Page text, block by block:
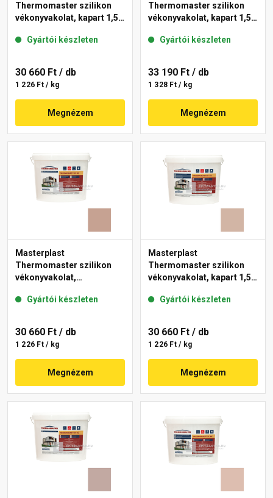
Thermomaster szilikon
vékonyvakolat, kapart 1,5
Gyártói készleten
30 660 Ft / db
1 226 Ft / kg
Megnézem
Thermomaster szilikon
vékonyvakolat, kapart 1,5
Gyártói készleten
33 190 Ft / db
1 328 Ft / kg
Megnézem
Masterplast
Thermomaster szilikon
vékonyvakolat,
13-C 25 kg
Gyártói készleten
30 660 Ft / db
1 226 Ft / kg
Megnézem
Masterplast
Thermomaster szilikon
vékonyvakolat, kapart 1,5
Gyártói készleten
30 660 Ft / db
1 226 Ft / kg
Megnézem